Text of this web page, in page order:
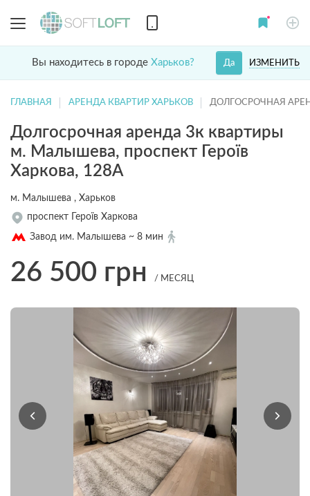
Вы находитесь в городе Харьков? ИЗМЕНИТЬ
Да
ГЛАВНАЯ АРЕНДА КВАРТИР ХАРЬКОВ ДОЛГОСРОЧНАЯ
Долгосрочная аренда 3к квартиры
м. Малышева, проспект Героїв
Харкова, 128А
м. Малышева , Харьков
проспект Героїв Харкова
Завод им. Малышева ~ 8 мин
26 500 грн / МЕСЯЦ